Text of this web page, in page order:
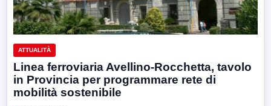
ATTUALITÀ
Linea ferroviaria Avellino-Rocchetta, tavolo
in Provincia per programmare rete di
mobilità sostenibile